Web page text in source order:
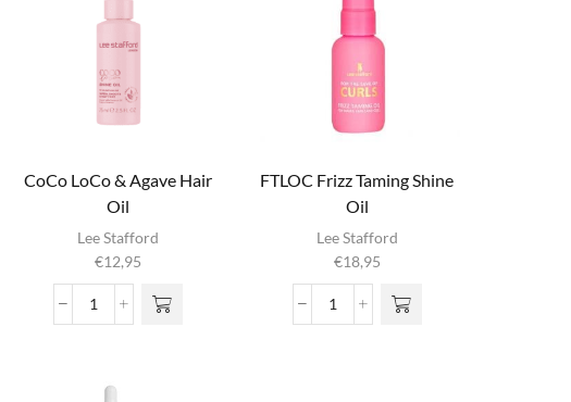
CoCo LoCo & Agave Hair
Oil
Lee Stafford
€12,95
CoCo
Agave
FTLOC Frizz Taming Shine
Oil
Lee Stafford
€18,95
FTLOC